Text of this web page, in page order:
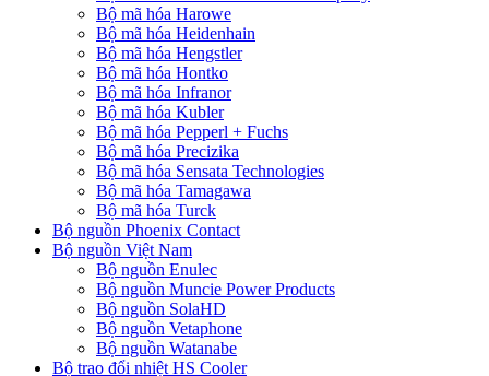
Bộ mã hóa Harowe
Bộ mã hóa Heidenhain
Bộ mã hóa Hengstler
Bộ mã hóa Hontko
Bộ mã hóa Infranor
Bộ mã hóa Kubler
Bộ mã hóa Pepperl + Fuchs
Bộ mã hóa Precizika
Bộ mã hóa Sensata Technologies
Bộ mã hóa Tamagawa
Bộ mã hóa Turck
Bộ nguồn Phoenix Contact
Bộ nguồn Việt Nam
Bộ nguồn Enulec
Bộ nguồn Muncie Power Products
Bộ nguồn SolaHD
Bộ nguồn Vetaphone
Bộ nguồn Watanabe
Bộ trao đổi nhiệt HS Cooler